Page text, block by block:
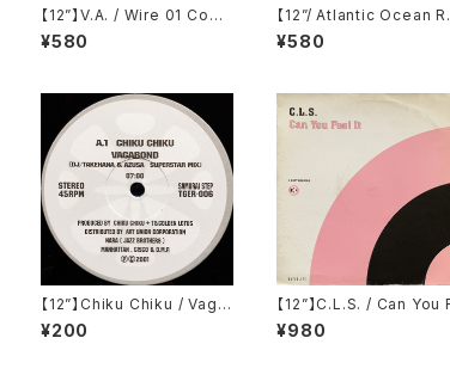
【12”】V.A. / Wire 01 Comp
ilation Vol. 2 (Ki/oon) (S
YUM 0198)
¥580
【12”/ Atlantic Ocean
mix】Doop /
Jam (City Beat) (CBE
¥580
【12”】Chiku Chiku / Vaga
bond / Acid Train Remix
(Samurai Step) (TGER-0
¥200
【12”】C.L.S. / Can You
el It (Satellite) (3
ecords) (74321 58016
¥980